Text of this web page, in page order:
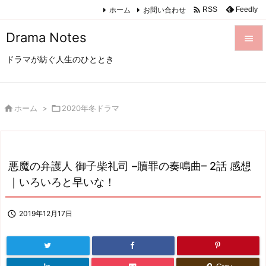
Drama Notes
ドラマが紡ぐ人生のひととき

次へ
検索
ホーム お問い合わせ  RSS Feedly
 ホーム > 2020年冬ドラマ
悪魔の弁護人 御子柴礼司 –贖罪の奏鳴曲– 2話 感想
｜いろいろと早いな！
 2019年12月17日